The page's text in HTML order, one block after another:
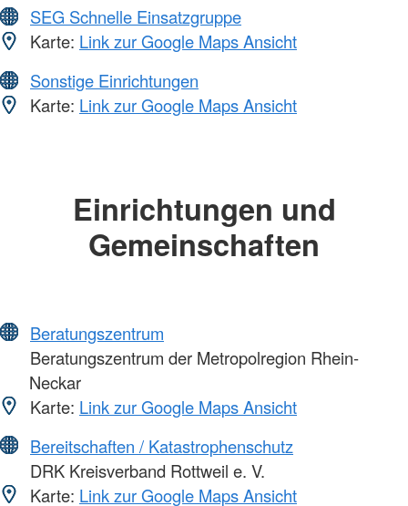
SEG Schnelle Einsatzgruppe
Karte: Link zur Google Maps Ansicht
Sonstige Einrichtungen
Karte: Link zur Google Maps Ansicht
Einrichtungen und
Gemeinschaften
Beratungszentrum
Beratungszentrum der Metropolregion Rhein-
Neckar
Karte: Link zur Google Maps Ansicht
Bereitschaften / Katastrophenschutz
DRK Kreisverband Rottweil e. V.
Karte: Link zur Google Maps Ansicht